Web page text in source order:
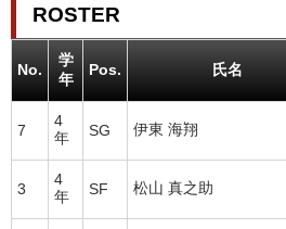
ROSTER
No.
学
年
Pos. 氏名
7
4
年
SG 伊東 海翔
3
4
年
SF 松山 真之助